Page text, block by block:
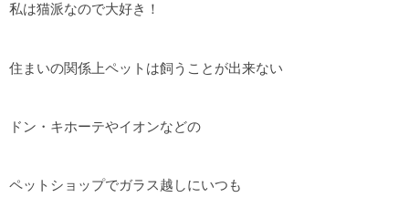
私は猫派なので大好き！
住まいの関係上ペットは飼うことが出来ない
ドン・キホーテやイオンなどの
ペットショップでガラス越しにいつも